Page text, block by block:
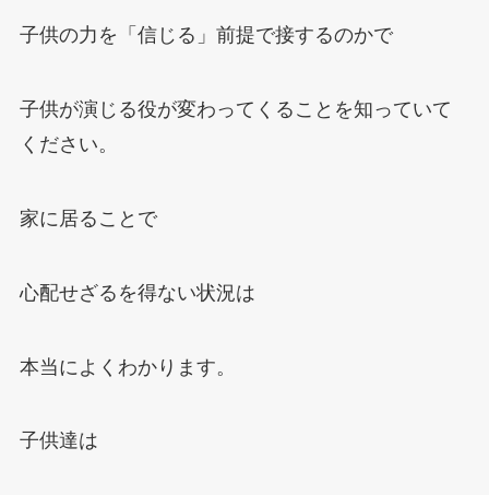
子供の力を「信じる」前提で接するのかで
子供が演じる役が変わってくることを知っていて
ください。
家に居ることで
心配せざるを得ない状況は
本当によくわかります。
子供達は